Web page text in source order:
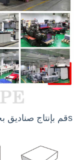
قم بإنتاج صناديقs